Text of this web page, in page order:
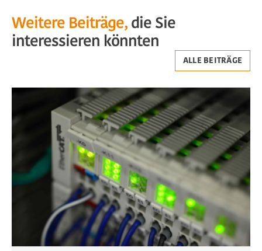
Weitere Beiträge, die Sie
interessieren könnten
ALLE BEITRÄGE